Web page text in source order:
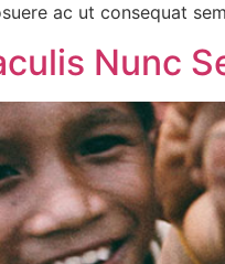
ac ut consequat
Nunc